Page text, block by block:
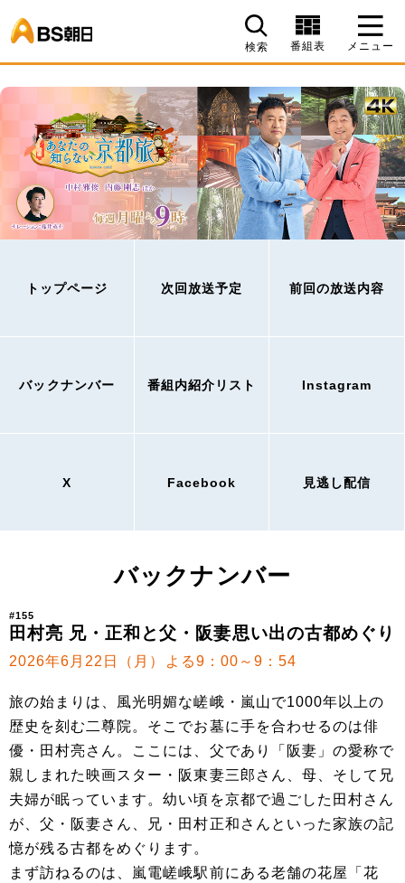
検索 番組表 メニュー
トップページ 次回放送予定 前回の放送内容
バックナンバー 番組内紹介リスト Instagram
X Facebook 見逃し配信
バックナンバー
#155
田村亮 兄・正和と父・阪妻思い出の古都めぐり
2026年6月22日（月）よる9：00～9：54
旅の始まりは、風光明媚な嵯峨・嵐山で1000年以上の
歴史を刻む二尊院。そこでお墓に手を合わせるのは俳
優・田村亮さん。ここには、父であり「阪妻」の愛称で
親しまれた映画スター・阪東妻三郎さん、母、そして兄
夫婦が眠っています。幼い頃を京都で過ごした田村さん
が、父・阪妻さん、兄・田村正和さんといった家族の記
憶が残る古都をめぐります。
まず訪ねるのは、嵐電嵯峨駅前にある老舗の花屋「花